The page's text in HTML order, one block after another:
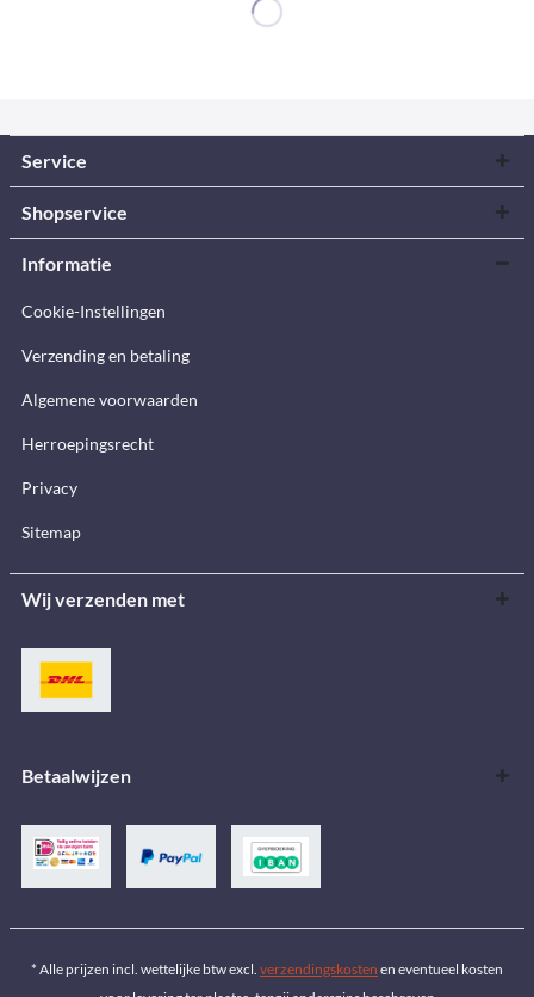
Service
Shopservice
Informatie
Cookie-Instellingen
Verzending en betaling
Algemene voorwaarden
Herroepingsrecht
Privacy
Sitemap
Wij verzenden met
Betaalwijzen
* Alle prijzen incl. wettelijke btw excl. verzendingskosten en eventueel kosten